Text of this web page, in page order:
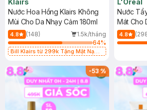
Klairs
Nước Hoa Hồng Klairs Không
Mùi Cho Da Nhạy Cảm 180ml
4.8 (148)
1.5k/tháng
64%
Bill Klairs từ 299k Tặng Mặt Nạ
25ml (SL Có Hạn)
L'Oreal
Nước
Mát Cho
400ml
4.8
-53%